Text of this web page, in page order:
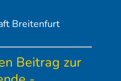
Breitenfurt
Beitrag zur